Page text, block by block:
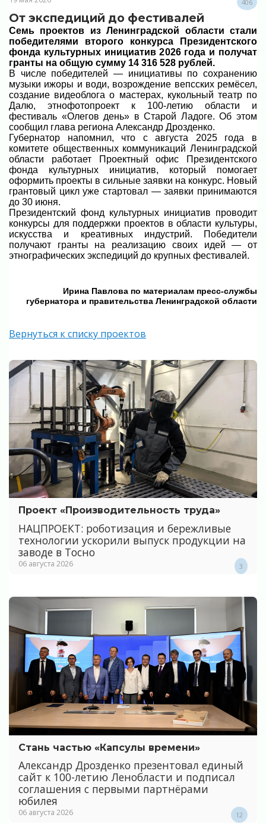
406
От экспедиций до фестивалей
Семь проектов из Ленинградской области стали
победителями второго конкурса Президентского
фонда культурных инициатив 2026 года и получат
гранты на общую сумму 14 316 528 рублей.
В числе победителей — инициативы по сохранению
музыки ижоры и води, возрождение вепсских ремёсел,
создание видеоблога о мастерах, кукольный театр по
Далю, этнофотопроект к 100-летию области и
фестиваль «Олегов день» в Старой Ладоге. Об этом
сообщил глава региона Александр Дрозденко.
Губернатор напомнил, что с августа 2025 года в
комитете общественных коммуникаций Ленинградской
области работает Проектный офис Президентского
фонда культурных инициатив, который помогает
оформить проекты в сильные заявки на конкурс. Новый
грантовый цикл уже стартовал — заявки принимаются
до 30 июня.
Президентский фонд культурных инициатив проводит
конкурсы для поддержки проектов в области культуры,
искусства и креативных индустрий. Победители
получают гранты на реализацию своих идей — от
этнографических экспедиций до крупных фестивалей.
Ирина Павлова по материалам пресс-службы
губернатора и правительства Ленинградской области
Вернуться к списку проектов
Проект «Производительность труда»
НАЦПРОЕКТ: роботизация и бережливые
технологии ускорили выпуск продукции на
заводе в Тосно
06 августа 2026 3
Стань частью «Капсулы времени»
Александр Дрозденко презентовал единый
сайт к 100-летию Ленобласти и подписал
соглашения с первыми партнёрами
юбилея
06 августа 2026 12